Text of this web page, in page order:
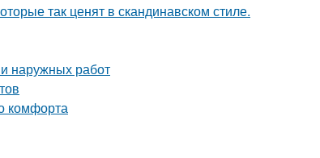
так ценят в скандинавском стиле.
наружных работ
комфорта